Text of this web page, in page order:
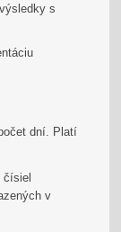
s
dní. Platí
čísiel
v